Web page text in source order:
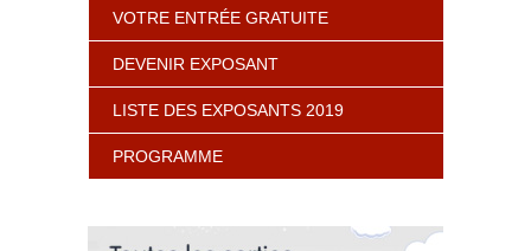
VOTRE ENTRÉE GRATUITE
DEVENIR EXPOSANT
LISTE DES EXPOSANTS 2019
PROGRAMME